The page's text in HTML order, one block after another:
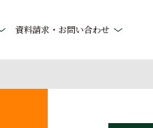
資料請求・お問い合わせ